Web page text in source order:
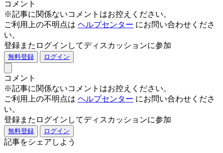
コメント
※記事に関係ないコメントはお控えください。
ご利用上の不明点は ヘルプセンター にお問い合わせくださ
い。
登録またログインしてディスカッションに参加
無料登録 ログイン
コメント
※記事に関係ないコメントはお控えください。
ご利用上の不明点は ヘルプセンター にお問い合わせくださ
い。
登録またログインしてディスカッションに参加
無料登録 ログイン
記事をシェアしよう